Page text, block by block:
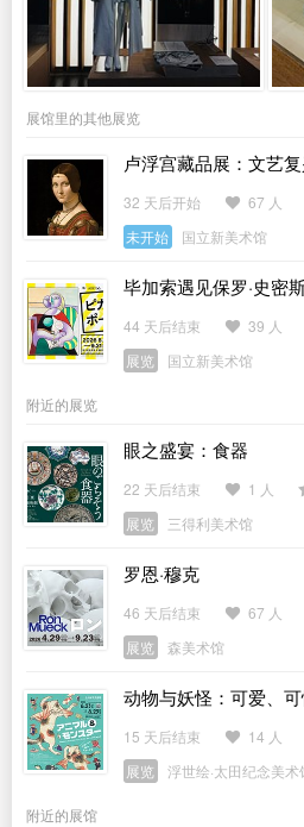
展馆里的其他展览
卢浮宫藏品展：文艺
32 天后开始 67 人
未开始
国立新美术馆
毕加索遇见保罗·史密
44 天后结束 39 人
展览
国立新美术馆
附近的展览
眼之盛宴：食器
22 天后结束 1 人
展览
三得利美术馆
罗恩·穆克
46 天后结束 67 人
展览
森美术馆
动物与妖怪：可爱、
15 天后结束 14 人
展览
浮世绘·太田纪念美术
附近的展馆